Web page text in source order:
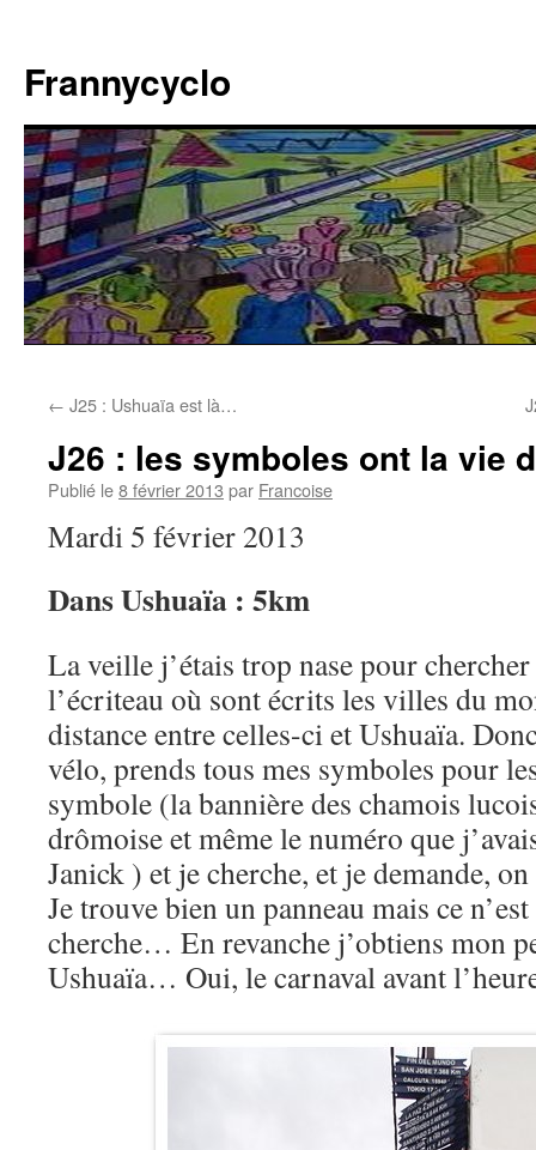
contenu
Frannycyclo
← J25 : Ushuaïa est là…
J26 : les symboles ont la vie
Publié le8 février 2013 par Francoise
Mardi 5 février 2013
Dans Ushuaïa : 5km
La veille j’étais trop nase pour
l’écriteau où sont écrits les villes du
distance entre celles-ci et Ushuaïa.
vélo, prends tous mes symboles pour
symbole (la bannière des chamois
drômoise et même le numéro que
Janick ) et je cherche, et je demande,
Je trouve bien un panneau mais ce
cherche… En revanche j’obtiens mon
Ushuaïa… Oui, le carnaval avant